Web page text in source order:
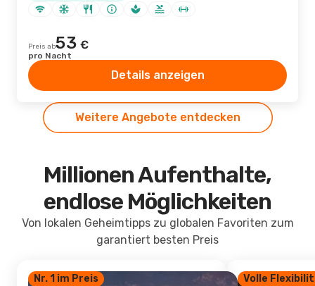
Preis ab53 €
pro Nacht
Details anzeigen
Weitere Angebote entdecken
Millionen Aufenthalte,
endlose Möglichkeiten
Von lokalen Geheimtipps zu globalen Favoriten zum
garantiert besten Preis
Nr. 1 im Preis Volle